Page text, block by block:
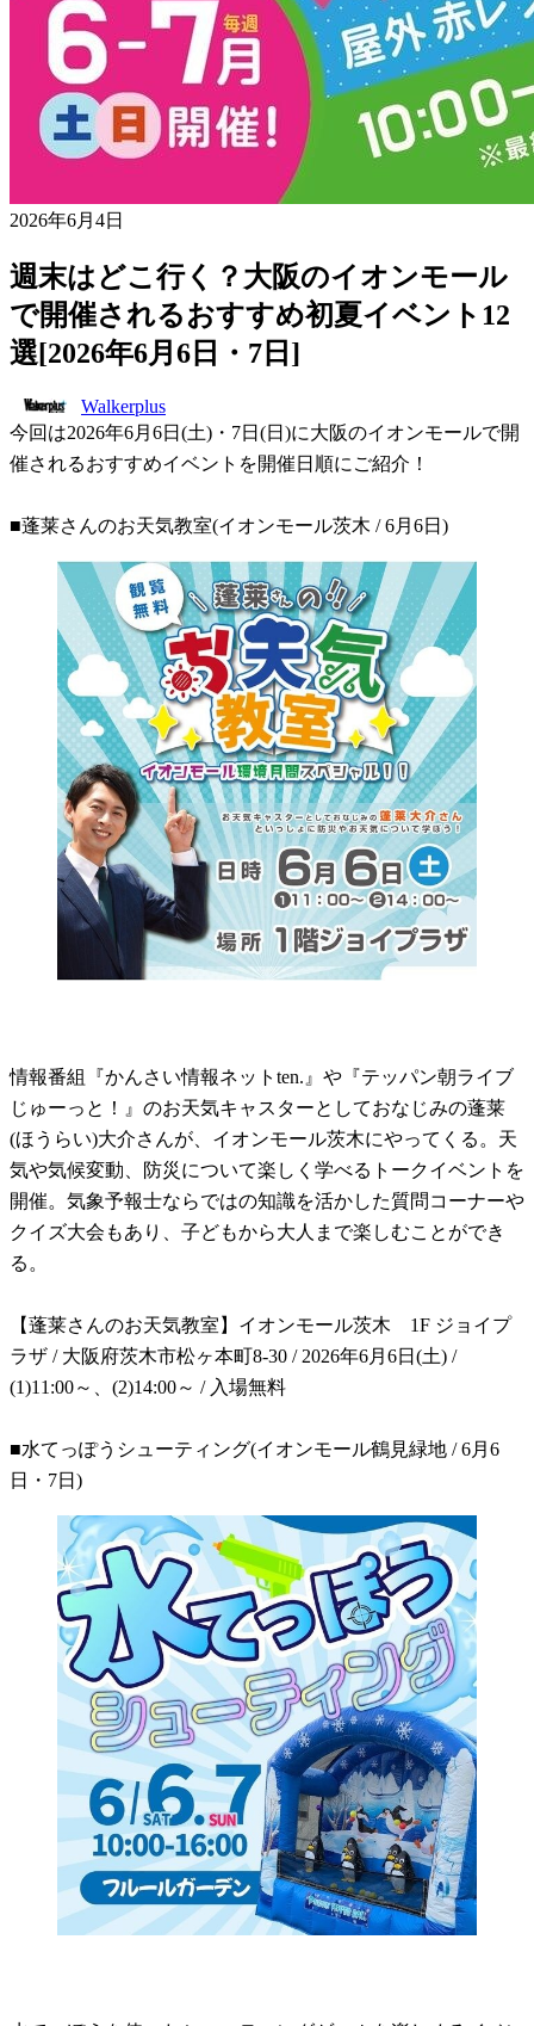
2026年6月4日
週末はどこ行く？大阪のイオンモール
で開催されるおすすめ初夏イベント12
選[2026年6月6日・7日]
Walkerplus
今回は2026年6月6日(土)・7日(日)に大阪のイオンモールで開
催されるおすすめイベントを開催日順にご紹介！
■蓬莱さんのお天気教室(イオンモール茨木 / 6月6日)
情報番組『かんさい情報ネットten.』や『テッパン朝ライブ
じゅーっと！』のお天気キャスターとしておなじみの蓬莱
(ほうらい)大介さんが、イオンモール茨木にやってくる。天
気や気候変動、防災について楽しく学べるトークイベントを
開催。気象予報士ならではの知識を活かした質問コーナーや
クイズ大会もあり、子どもから大人まで楽しむことができ
る。
【蓬莱さんのお天気教室】イオンモール茨木 1F ジョイプ
ラザ / 大阪府茨木市松ヶ本町8-30 / 2026年6月6日(土) /
(1)11:00～、(2)14:00～ / 入場無料
■水てっぽうシューティング(イオンモール鶴見緑地 / 6月6
日・7日)